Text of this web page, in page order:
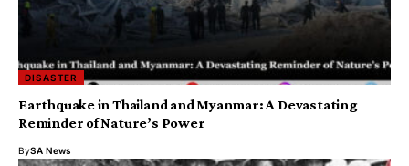
DISASTER
Earthquake in Thailand and Myanmar: A Devastating
Reminder of Nature’s Power
BySA News